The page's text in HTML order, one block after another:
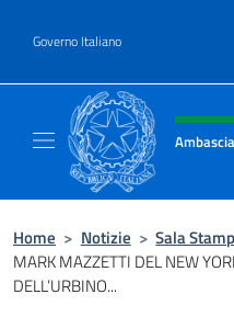
Governo Italiano
Intestazione
Home > Notizie > Sala
MARK MAZZETTI DEL NEW
DELL’URBINO...